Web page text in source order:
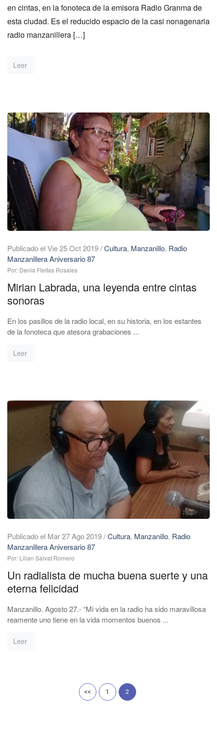
en cintas, en la fonoteca de la emisora Radio Granma de
esta ciudad. Es el reducido espacio de la casi nonagenaria
radio manzanillera […]
Leer
Publicado el Vie 25 Oct 2019/Cultura, Manzanillo, Radio
Manzanillera Aniversario 87
Por: Denia Fleitas Rosales
Mirian Labrada, una leyenda entre cintas
sonoras
En los pasillos de la radio local, en su historia, en los estantes
de la fonoteca que atesora grabaciones ...
Leer
Publicado el Mar 27 Ago 2019/Cultura, Manzanillo, Radio
Manzanillera Aniversario 87
Por: Lilian Salvat Romero
Un radialista de mucha buena suerte y una
eterna felicidad
Manzanillo. Agosto 27.- “Mi vida en la radio ha sido maravillosa
reamente uno tiene en la vida momentos buenos ...
Leer
<< 1 2